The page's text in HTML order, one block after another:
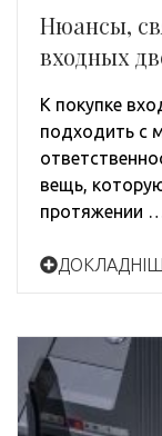
Нюансы,
входных
К покупке
подходить с
вещь,
протяжении